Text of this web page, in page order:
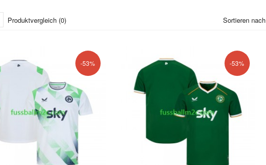
Sortieren nach
Produktvergleich (0)
-53% -53%